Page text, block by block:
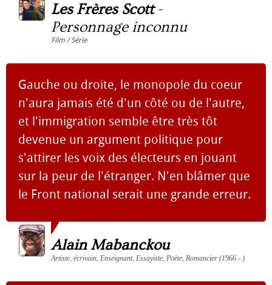
Les Frères Scott-
Personnage inconnu
Film / Série
Gauche ou droite, le monopole du coeur
n'aura jamais été d'un côté ou de l'autre,
et l'immigration semble être très tôt
devenue un argument politique pour
s'attirer les voix des électeurs en jouant
sur la peur de l'étranger. N'en blâmer que
le Front national serait une grande erreur.
Alain Mabanckou
Artiste, écrivain, Enseignant, Essayiste, Poète, Romancier (1966 - )